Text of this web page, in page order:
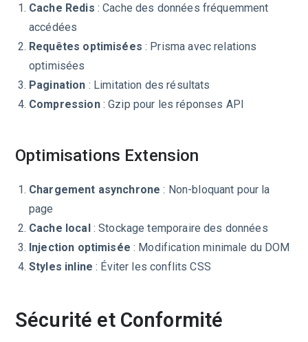
Cache Redis : Cache des données fréquemment
accédées
Requêtes optimisées : Prisma avec relations
optimisées
Pagination : Limitation des résultats
Compression: Gzip pour les réponses API
Optimisations Extension
Chargement asynchrone : Non-bloquant pour la
page
Cache local: Stockage temporaire des données
Injection optimisée : Modification minimale du DOM
Styles inline : Éviter les conflits CSS
Sécurité et Conformité